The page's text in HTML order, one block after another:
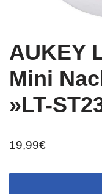
AUKEY
Mini
»LT-
19,99€